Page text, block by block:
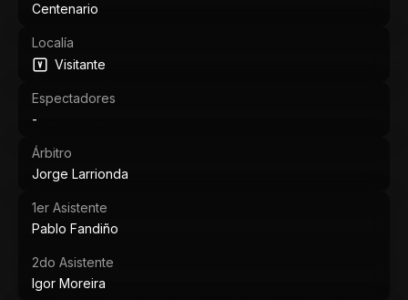
Centenario
Localía
Visitante
Espectadores
-
Árbitro
Jorge Larrionda
1er Asistente
Pablo Fandiño
2do Asistente
Igor Moreira